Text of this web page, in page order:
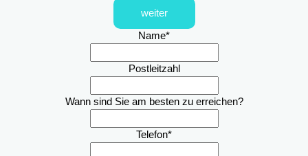
weiter
Name*
Postleitzahl
Wann sind Sie am besten zu erreichen?
Telefon*